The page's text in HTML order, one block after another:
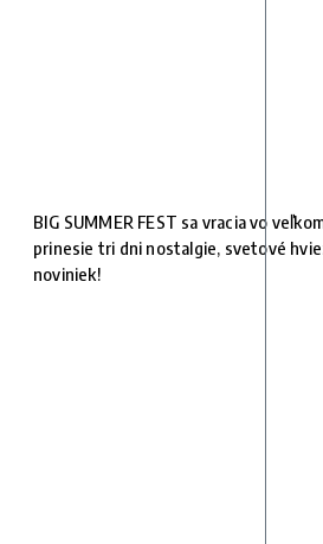
BIG SUMMER FEST sa vracia vo
prinesie tri dni nostalgie, svetové
noviniek!